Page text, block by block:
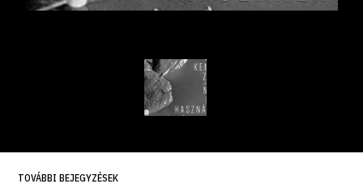
TOVÁBBI BEJEGYZÉSEK